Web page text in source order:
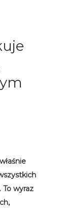
To wyraz